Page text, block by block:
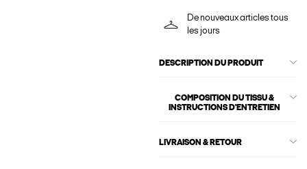
De nouveaux articles tous
les jours
DESCRIPTION DU PRODUIT
COMPOSITION DU TISSU &
INSTRUCTIONS D'ENTRETIEN
LIVRAISON & RETOUR